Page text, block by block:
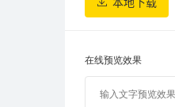
本地下载
在线预览效果